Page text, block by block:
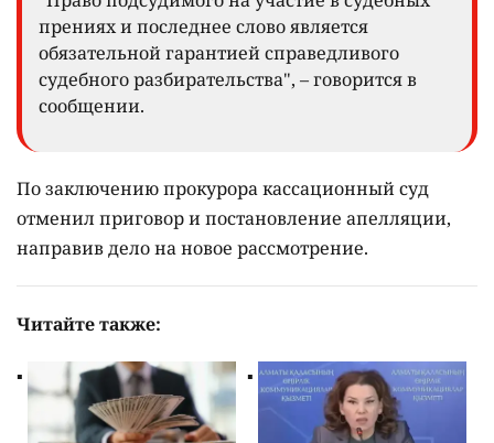
прениях и последнее слово является
обязательной гарантией справедливого
судебного разбирательства", – говорится в
сообщении.
По заключению прокурора кассационный суд
отменил приговор и постановление апелляции,
направив дело на новое рассмотрение.
Читайте также: